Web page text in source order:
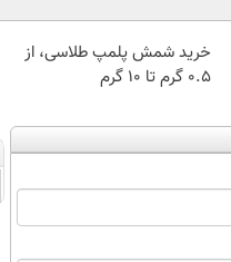
خرید شمش پلمپ طلاسی، از
۰.۵ گرم تا ۱۰ گرم